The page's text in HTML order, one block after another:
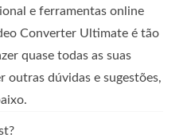
e ferramentas online
Converter Ultimate é tão
quase todas as suas
outras dúvidas e sugestões,